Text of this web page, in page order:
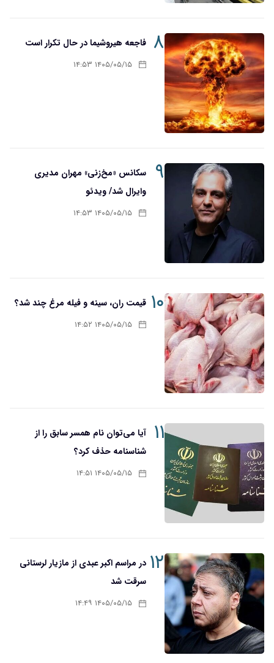
۸ فاجعه هیروشیما در حال تکرار است
۱۴۰۵/۰۵/۱۵ ۱۴:۵۳
۹
سکانس «مخ‌زنی» مهران مدیری
وایرال شد/ ویدئو
۱۴۰۵/۰۵/۱۵ ۱۴:۵۳
۱۰ قیمت ران، سینه و فیله مرغ چند شد؟
۱۴۰۵/۰۵/۱۵ ۱۴:۵۲
۱۱
آیا می‌توان نام همسر سابق را از
شناسنامه حذف کرد؟
۱۴۰۵/۰۵/۱۵ ۱۴:۵۱
۱۲ در مراسم اکبر عبدی از مازیار لرستانی
سرقت شد
۱۴۰۵/۰۵/۱۵ ۱۴:۴۹